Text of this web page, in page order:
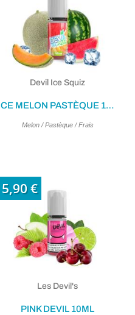
Devil Ice Squiz
ICE MELON PASTÈQUE 10ML
Melon / Pastèque / Frais
5,90 €
Les Devil's
PINK DEVIL 10ML